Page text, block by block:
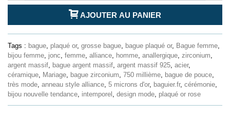
AJOUTER AU PANIER
Tags : bague, plaqué or, grosse bague, bague plaqué or, Bague femme,
bijou femme, jonc, femme, alliance, homme, anallergique, zirconium,
argent massif, bague argent massif, argent massif 925, acier,
céramique, Mariage, bague zirconium, 750 millième, bague de pouce,
très mode, anneau style alliance, 5 microns d'or, baguier.fr, cérémonie,
bijou nouvelle tendance, intemporel , design mode, plaqué or rose